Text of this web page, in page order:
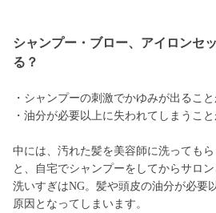
シャンプー・ブロー、アイロンセ
る？
・シャンプーの刺激でかゆみが出るこ
・油分が必要以上に失われてしまうこ
中には、汚れた髪を美容師に洗っても
と、自宅でシャンプーをしてからサロン
洗いすぎはNG。髪や頭皮の油分が必要
原因となってしまいます。